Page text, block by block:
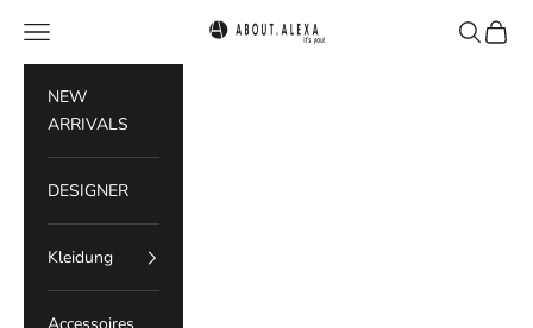
ABOUT.ALEXA
Menü Suchen
NEW
ARRIVALS
DESIGNER
Kleidung